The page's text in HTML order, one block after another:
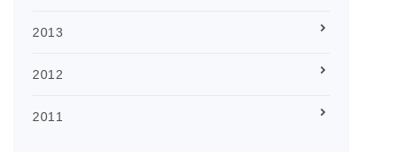
2013
2012
2011